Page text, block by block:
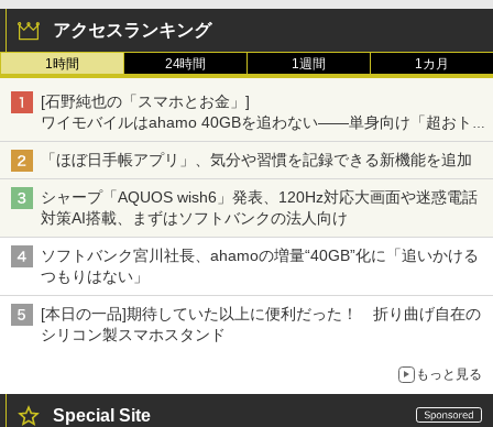
アクセスランキング
1時間 24時間 1週間 1カ月
[石野純也の「スマホとお金」]
ワイモバイルはahamo 40GBを追わない――単身向け「超おトク
割」の安さと1年限定の注意点
「ほぼ日手帳アプリ」、気分や習慣を記録できる新機能を追加
シャープ「AQUOS wish6」発表、120Hz対応大画面や迷惑電話
対策AI搭載、まずはソフトバンクの法人向け
ソフトバンク宮川社長、ahamoの増量“40GB”化に「追いかける
つもりはない」
[本日の一品]期待していた以上に便利だった！ 折り曲げ自在の
シリコン製スマホスタンド
もっと見る
Special Site